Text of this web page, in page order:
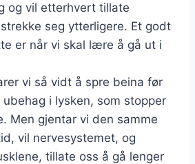
og vil etterhvert tillate
seg ytterligere. Et godt
er når vi skal lære å gå ut i
vi så vidt å spre beina før
i lysken, som stopper
Men gjentar vi den samme
vil nervesystemet, og
tillate oss å gå lenger